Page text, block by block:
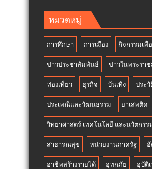
จาก
ขยะ
เปลี่ยน
กอง
ขยะ
เป็นก
บุญ
หมวดหมู่
การศึกษา การเมือง กิจกรรมเพื่
ข่าวประชาสัมพันธ์ ข่าวในพระรา
ท่องเที่ยว ธุรกิจ บันเทิง ประ
ประเพณีและวัฒนธรรม ยาเสพติด
วิทยาศาสตร์ เทคโนโลยี และนวัตกรร
สาธารณสุข หน่วยงานภาครัฐ
อาชีพสร้างรายได้ อุทกภัย อุบัติ